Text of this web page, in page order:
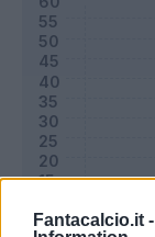
Fantacalcio.it -